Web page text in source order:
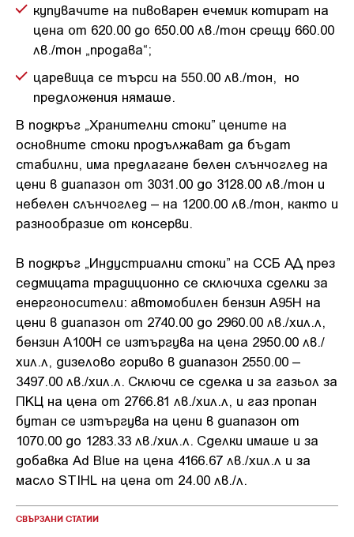
купувачите на пивоварен ечемик котират на
цена от 620.00 до 650.00 лв./тон срещу 660.00
лв./тон „продава“;
царевица се търси на 550.00 лв./тон, но
предложения нямаше.
В подкръг „Хранителни стоки” цените на
основните стоки продължават да бъдат
стабилни, има предлагане белен слънчоглед на
цени в диапазон от 3031.00 до 3128.00 лв./тон и
небелен слънчоглед – на 1200.00 лв./тон, както и
разнообразие от консерви.
В подкръг „Индустриални стоки” на ССБ АД през
седмицата традиционно се сключиха сделки за
енергоносители: автомобилен бензин А95Н на
цени в диапазон от 2740.00 до 2960.00 лв./хил.л,
бензин А100Н се изтъргува на цена 2950.00 лв./
хил.л, дизелово гориво в диапазон 2550.00 –
3497.00 лв./хил.л. Сключи се сделка и за газьол за
ПКЦ на цена от 2766.81 лв./хил.л, и газ пропан
бутан се изтъргува на цени в диапазон от
1070.00 до 1283.33 лв./хил.л. Сделки имаше и за
добавка Ad Blue на цена 4166.67 лв./хил.л и за
масло STIHL на цена от 24.00 лв./л.
СВЪРЗАНИ СТАТИИ